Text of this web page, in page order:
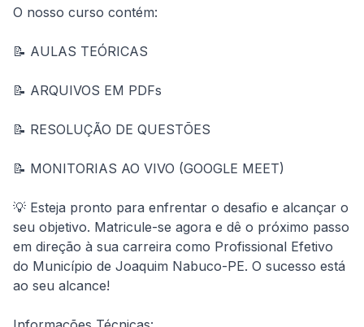
O nosso curso contém:
📝 AULAS TEÓRICAS
📝 ARQUIVOS EM PDFs
📝 RESOLUÇÃO DE QUESTÕES
📝 MONITORIAS AO VIVO (GOOGLE MEET)
💡 Esteja pronto para enfrentar o desafio e alcançar o
seu objetivo. Matricule-se agora e dê o próximo passo
em direção à sua carreira como Profissional Efetivo
do Município de Joaquim Nabuco-PE. O sucesso está
ao seu alcance!